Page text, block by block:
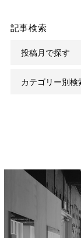
記事検索